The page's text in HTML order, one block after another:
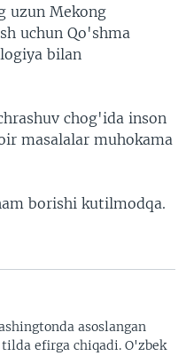
uzun Mekong
uchun Qo'shma
bilan
chog'ida inson
masalalar muhokama
borishi kutilmodqa.
asoslangan
efirga chiqadi. O'zbek